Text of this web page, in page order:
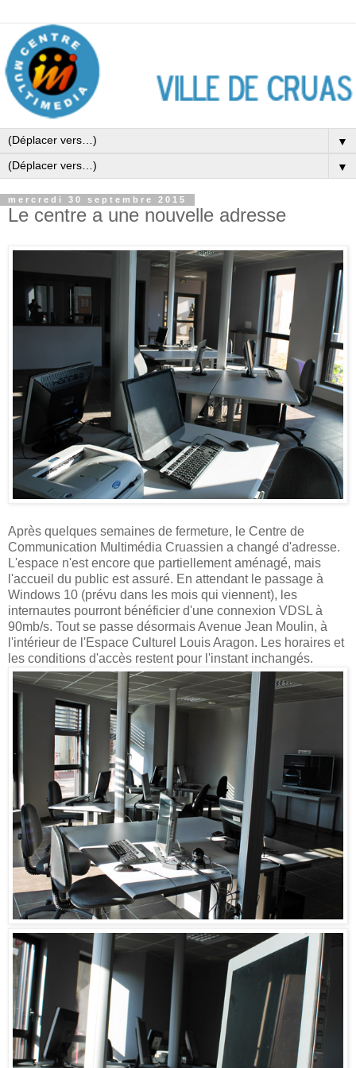
▼
▼
mercredi 30 septembre 2015
Le centre a une nouvelle adresse
Après quelques semaines de fermeture, le Centre de
Communication Multimédia Cruassien a changé d'adresse.
L'espace n'est encore que partiellement aménagé, mais
l'accueil du public est assuré. En attendant le passage à
Windows 10 (prévu dans les mois qui viennent), les
internautes pourront bénéficier d'une connexion VDSL à
90mb/s. Tout se passe désormais Avenue Jean Moulin, à
l'intérieur de l'Espace Culturel Louis Aragon. Les horaires et
les conditions d'accès restent pour l'instant inchangés.